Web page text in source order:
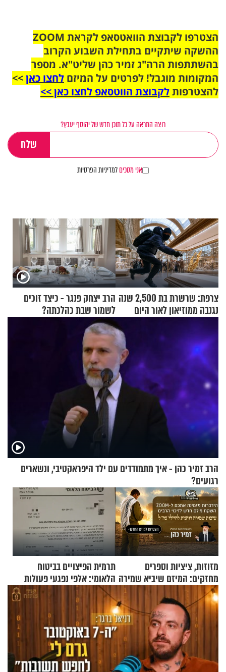
הצטרפו לקבוצת הוואטסאפ לקראת ZOOM
ההשקה שיתקיים בתחילת השבוע הקרוב
בהשתתפות הרה"ג זמיר כהן שליט"א. מספר
המקומות מוגבל! לפרטים על המיזם לחצו כאן>>
להצטרפותלקבוצת הווטסאפ לחצו כאן >>
רוצה התראה על כל תוכן חדש של יהוסף יעבץ?
אני מסכיםלמדיניות הפרטיות
צרפת: שרשרת בת 2,500 שנה
נגנבה ממוזיאון לאור היום
הרב יצחק פנגר - כיצד זוכים
לשמור שבת כהלכתה?
הרב זמיר כהן - איך מתמודדים עם ילד היפראקטיבי, ונשארים
רגועים?
מזוזות, ציציות וספרים
מחזקים: המיזם שיביא שמירה
רוחנית לאלפי חיילי צה"ל
תרמית הפיצויים בביטוח
הלאומי: אלפי נפגעי פעולות
איבה קיבלו כספים במירמה